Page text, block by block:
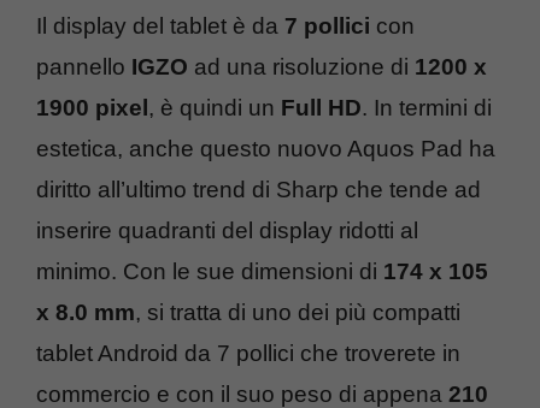
Il display del tablet è da 7 pollici con
pannello IGZO ad una risoluzione di 1200 x
1900 pixel , è quindi un Full HD. In termini di
estetica, anche questo nuovo Aquos Pad ha
diritto all’ultimo trend di Sharp che tende ad
inserire quadranti del display ridotti al
minimo. Con le sue dimensioni di 174 x 105
x 8.0 mm, si tratta di uno dei più compatti
tablet Android da 7 pollici che troverete in
commercio e con il suo peso di appena 210